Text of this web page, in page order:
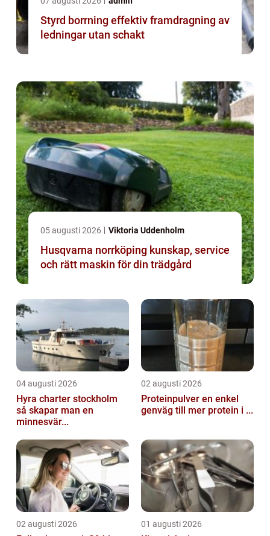
Styrd borrning effektiv framdragning av
ledningar utan schakt
05 augusti 2026 Viktoria Uddenholm
Husqvarna norrköping kunskap, service
och rätt maskin för din trädgård
04 augusti 2026
Hyra charter stockholm
så skapar man en
minnesvär...
02 augusti 2026
Proteinpulver en enkel
genväg till mer protein i ...
02 augusti 2026 01 augusti 2026